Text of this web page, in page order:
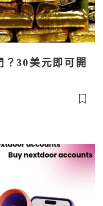
30美元即可開